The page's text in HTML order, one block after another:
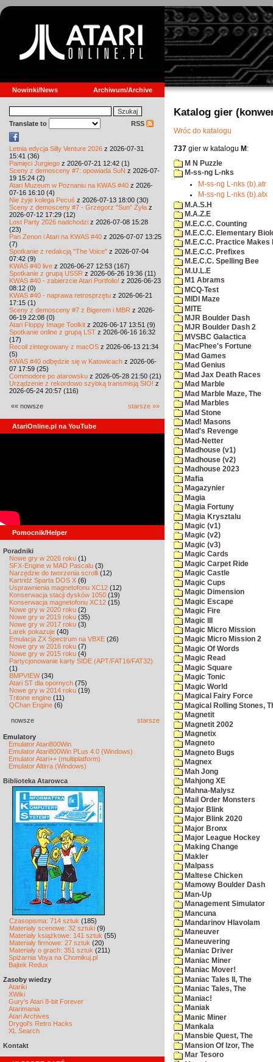
Nowinki/News Archiwum/Archive
Translate to RSS
Letnia edycja Silly Venture 2026 z 2026-07-31
15:41 (36)
Pamięci Jurgiego z 2026-07-21 12:42 (1)
Sceny z demosceny #7: opowiada SuN z 2026-07-
19 15:24 (2)
Atari Muzeum w Poznaniu na KWAS #40 z 2026-
07-16 16:10 (4)
Nie żyje kolega Pecuś z 2026-07-13 18:00 (30)
Sceny z demosceny #7 - Grzegorz "Sun" Żyła z
2026-07-12 17:29 (12)
Lost Party 2026 nadchodzi z 2026-07-08 15:28
(23)
Pan Zenon i Atari na KWAS #40 z 2026-07-07 13:25
(7)
Spotkanie z redakcją "The Voice" z 2026-07-04
07:42 (9)
KWAS #40 live z 2026-06-27 12:53 (167)
Spotkanie z grupą USSR z 2026-06-26 19:36 (11)
KWAS #40 - zabierzcie Atari Portfolio! z 2026-06-23
08:12 (0)
KWAS #40 - naprawa retrosprzętu z 2026-06-21
17:15 (1)
Sceny z demosceny #7 z Bigerem i MBR z 2026-
06-19 22:08 (0)
Atari Floppy Image Toolkit z 2026-06-17 13:51 (9)
Spotkanie online z grupą LST z 2026-06-16 16:32
(17)
Recoil zintegrowany z macOS z 2026-06-13 21:34
(5)
KWAS #40 odbędzie się w Katowicach z 2026-06-
07 17:59 (25)
Commodore po atarowsku z 2026-05-28 21:50 (21)
Urządzenie z rekordowo szybką transmisją SIO! z
2026-05-24 20:57 (116)
«« nowsze starsze »»
AtariOnline.pl na YouTube
Pomocnik/Helper
Poradniki
Nowe gry w 2026 roku (1)
SFX-Engine w MAD Pascalu (3)
Narzędzie do tworzenia scrolli (12)
Kartridż Sparta DOS X (6)
Usprawnienia magnetofonu XC12 (12)
Konserwacja stacji dysków 1050 (19)
Konserwacja magnetofonu XC12 (15)
Nowe gry w 2020 roku (2)
Nowe gry w 2019 roku (35)
Nowe gry w 2017 roku (3)
Larek pokazuje (40)
Emulacja ZX Spectrum na VBXE (26)
Nowe gry w 2016 roku (7)
Nowe gry w 2015 roku (4)
Partycjonowanie karty SIDE (APT/FAT16/FAT32)
(1)
BMPVIEW(34)
Atari ST dla opornych (75)
Nowe gry w 2014 roku (19)
Tritone engine (11)
QChan Engine (6)
nowsze starsze
Emulatory
Emulator Atari800Win
Emulator Atari800Win PLus 4.0 (Windows)
Emulator Atari++ (multiplatform)
Emulator Altirra (Windows)
Biblioteka Atarowca
Czasopisma: 714 sztuk (185)
Materiały scenowe: 32 sztuki (9)
Materiały książkowe: 141 sztuk (55)
Materiały firmowe: 27 sztuk (20)
Materiały o grach: 351 sztuk (211)
Spiżarnia Voya na Chomikuj.pl
Bajtek Redux
Zasoby wiedzy
Atariki
XWiki
Gury's Atari 8-bit Forever
Atarimania
Atari Archives
Drygol's Retro Hacks
XL Search
Kontakt
Katalog gier
Wróc do katalogu
737 gier w katalogu M :
M N Puzzle
M-ss-ng L-nks
M-ss-ng L-nks (b).atr
M-ss-ng L-nks (b).atx
M.A.S.H
M.A.Z.E
M.E.C.C. Counting
M.E.C.C. Elementary
M.E.C.C. Practice Makes
M.E.C.C. Prefixes
M.E.C.C. Spelling Bee
M.U.L.E
M1 Abrams
MCQ-Test
MIDI Maze
MITE
MJR Boulder Dash
MJR Boulder Dash 2
MVSBC Galactica
MacPhee's Fortune
Mad Games
Mad Genius
Mad Jax Death Races
Mad Marble
Mad Marble Maze, The
Mad Marbles
Mad Stone
Mad! Masons
Mad's Revenge
Mad-Netter
Madhouse (v1)
Madhouse (v2)
Madhouse 2023
Mafia
Magazynier
Magia
Magia Fortuny
Magia Krysztalu
Magic (v1)
Magic (v2)
Magic (v3)
Magic Cards
Magic Carpet Ride
Magic Castle
Magic Cups
Magic Dimension
Magic Escape
Magic Fire
Magic III
Magic Micro Mission
Magic Micro Mission 2
Magic Of Words
Magic Read
Magic Square
Magic Tonic
Magic World
Magical Fairy Force
Magical Rolling Stones,
Magnetit
Magnetit 2002
Magnetix
Magneto
Magneto Bugs
Magnex
Mah Jong
Mahjong XE
Mahna-Malysz
Mail Order Monsters
Major Blink
Major Blink 2020
Major Bronx
Major League Hockey
Making Change
Makler
Malpass
Maltese Chicken
Mamowy Boulder Dash
Man-Up
Management Simulator
Mancuna
Mandarinov Hlavolam
Maneuver
Maneuvering
Maniac Driver
Maniac Miner
Maniac Mover!
Maniac Tales II, The
Maniac Tales, The
Maniac!
Maniak
Manic Miner
Mankala
Mansbie Quest, The
Mansion Of Izor, The
Mar Tesoro